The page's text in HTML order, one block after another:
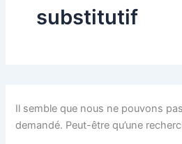
substitutif
Il semble que nous ne pouvons
demandé. Peut-être qu’une